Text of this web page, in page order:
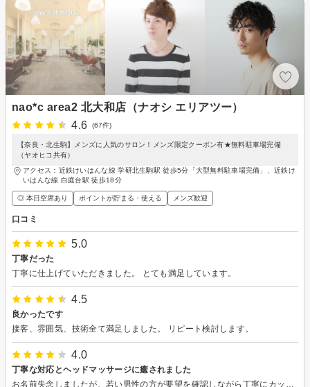
nao*c area2 北大和店（ナオシ エリアツー）
4.6
(67件)
【奈良・北生駒】メンズに人気のサロン！メンズ限定クーポン有★無料駐車場完備
（ヤオヒコ共有）
アクセス：近鉄けいはんな線 学研北生駒駅 徒歩5分「大型無料駐車場完備」、近鉄け
いはんな線 白庭台駅 徒歩18分
◎ 本日空席あり ポイントが貯まる・使える メンズ歓迎
口コミ
5.0
丁寧だった
丁寧に仕上げていただきました。 とても満足しています。
4.5
良かったです
接客、雰囲気、技術全て満足しました。 リピート検討します。
4.0
丁寧な対応とヘッドマッサージに癒されました